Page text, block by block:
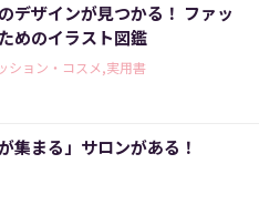
デザインが見つかる！ ファッ
めのイラスト図鑑
ション・コスメ,実用書
集まる」サロンがある！